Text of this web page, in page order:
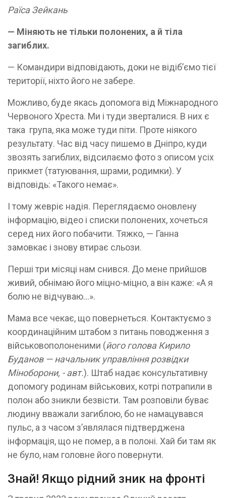
Раїса Зейкань
— Міняють не тільки полонених, а й тіла
загиблих.
— Командири відповідають, доки не відіб’ємо тієї
території, ніхто його не забере.
Можливо, буде якась допомога від Міжнародного
Червоного Хреста. Ми і туди зверталися. В них є
така група, яка може туди піти. Проте ніякого
результату. Час від часу пишемо в Дніпро, куди
звозять загиблих, відсилаємо фото з описом усіх
прикмет (татуювання, шрами, родимки). У
відповідь: «Такого немає».
І тому жевріє надія. Переглядаємо оновлену
інформацію, відео і списки полонених, хочеться
серед них його побачити. Тяжко, — Ганна
замовкає і знову втирає сльози.
Перші три місяці нам снився. До мене прийшов
живий, обнімаю його міцно-міцно, а він каже: «А я
болю не відчуваю...».
Мама все чекає, що повернеться. Контактуємо з
координаційним штабом з питань поводження з
військовополоненими (його голова Кирило
Буданов — начальник управління розвідки
Міноборони, - авт.). Штаб надає консультативну
допомогу родинам військових, котрі потрапили в
полон або зникли безвісти. Там розповіли буває
людину вважали загиблою, бо не намацувався
пульс, а з часом з’являлася підтверджена
інформація, що не помер, а в полоні. Хай би там як
не було, нам головне його повернути.
Знай! Якщо рідний зник на фронті